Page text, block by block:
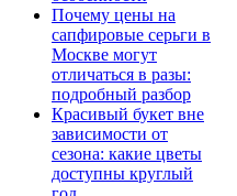
Почему цены на
сапфировые серьги в
Москве могут
отличаться в разы:
подробный разбор
Красивый букет вне
зависимости от
сезона: какие цветы
доступны круглый